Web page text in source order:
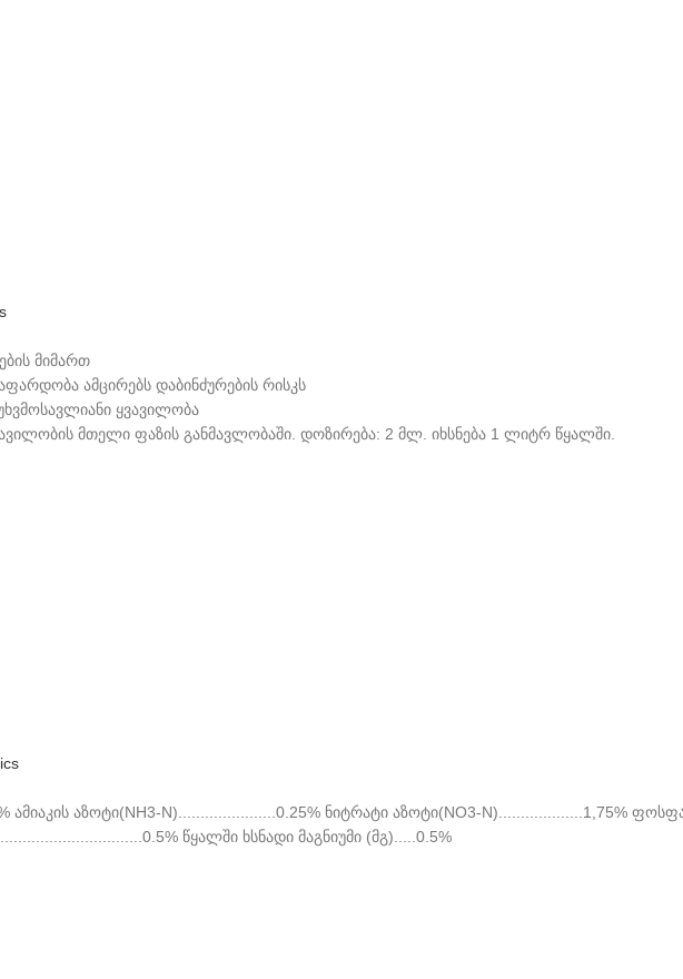
მიმართ
ამცირებს დაბინძურების რისკს
ყვავილობა
მთელი ფაზის განმავლობაში. დოზირება: 2 მლ. იხსნება 1 ლიტრ წყალში.
ამიაკის აზოტი(NH3-N)......................0.25% ნიტრატი აზოტი(NO3-N)...................1,75%
წყალში ხსნადი მაგნიუმი (მგ).....0.5%